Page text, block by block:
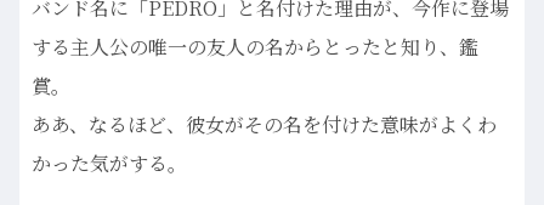
バンド名に「PEDRO」と名付けた理由が、今作に登場
する主人公の唯一の友人の名からとったと知り、鑑
賞。
ああ、なるほど、彼女がその名を付けた意味がよくわ
かった気がする。